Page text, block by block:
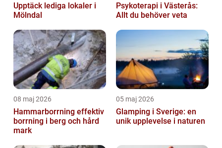
Upptäck lediga lokaler i
Mölndal
Psykoterapi i Västerås:
Allt du behöver veta
08 maj 2026
Hammarborrning effektiv
borrning i berg och hård
mark
05 maj 2026
Glamping i Sverige: en
unik upplevelse i naturen